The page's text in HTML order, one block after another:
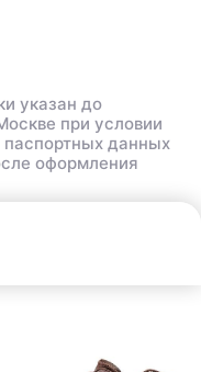
указан до
при условии
паспортных данных
оформления